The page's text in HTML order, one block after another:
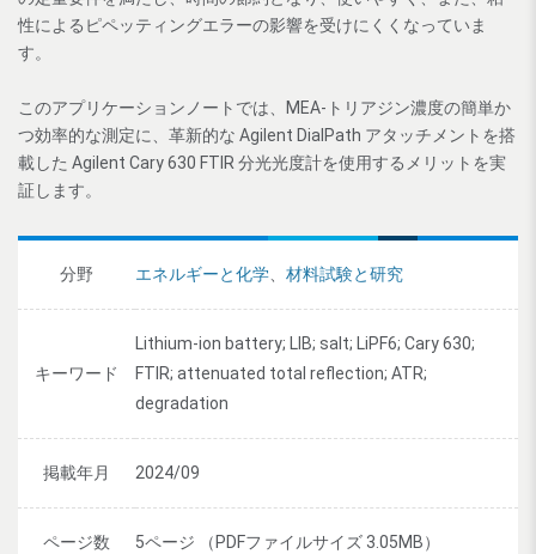
性によるピペッティングエラーの影響を受けにくくなっていま
す。
このアプリケーションノートでは、MEA-トリアジン濃度の簡単か
つ効率的な測定に、革新的な Agilent DialPath アタッチメントを搭
載した Agilent Cary 630 FTIR 分光光度計を使用するメリットを実
証します。
分野 エネルギーと化学 材料試験と研究
キーワード
Lithium-ion battery; LIB; salt; LiPF6; Cary 630;
FTIR; attenuated total reflection; ATR;
degradation
掲載年月 2024/09
ページ数 5ページ （PDFファイルサイズ 3.05MB）